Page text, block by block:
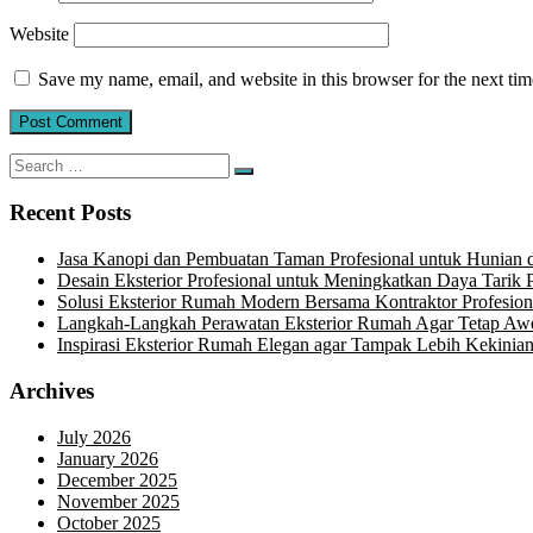
Website
Save my name, email, and website in this browser for the next
Search
for:
Search
Recent Posts
Jasa Kanopi dan Pembuatan Taman Profesional untuk Hunian
Desain Eksterior Profesional untuk Meningkatkan Daya Tarik
Solusi Eksterior Rumah Modern Bersama Kontraktor
Langkah-Langkah Perawatan Eksterior Rumah Agar Tetap
Inspirasi Eksterior Rumah Elegan agar Tampak Lebih Kekinian
Archives
July 2026
January 2026
December 2025
November 2025
October 2025